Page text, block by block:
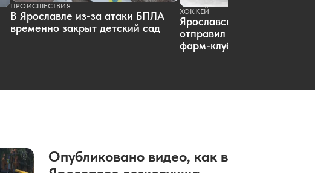
ПРОИСШЕСТВИЯ
В Ярославле из-за атаки БПЛА
временно закрыт детский сад
ХОККЕЙ
Ярославский «Локомотив»
отправил пятерых
фарм-клуб
Опубликовано видео, как в